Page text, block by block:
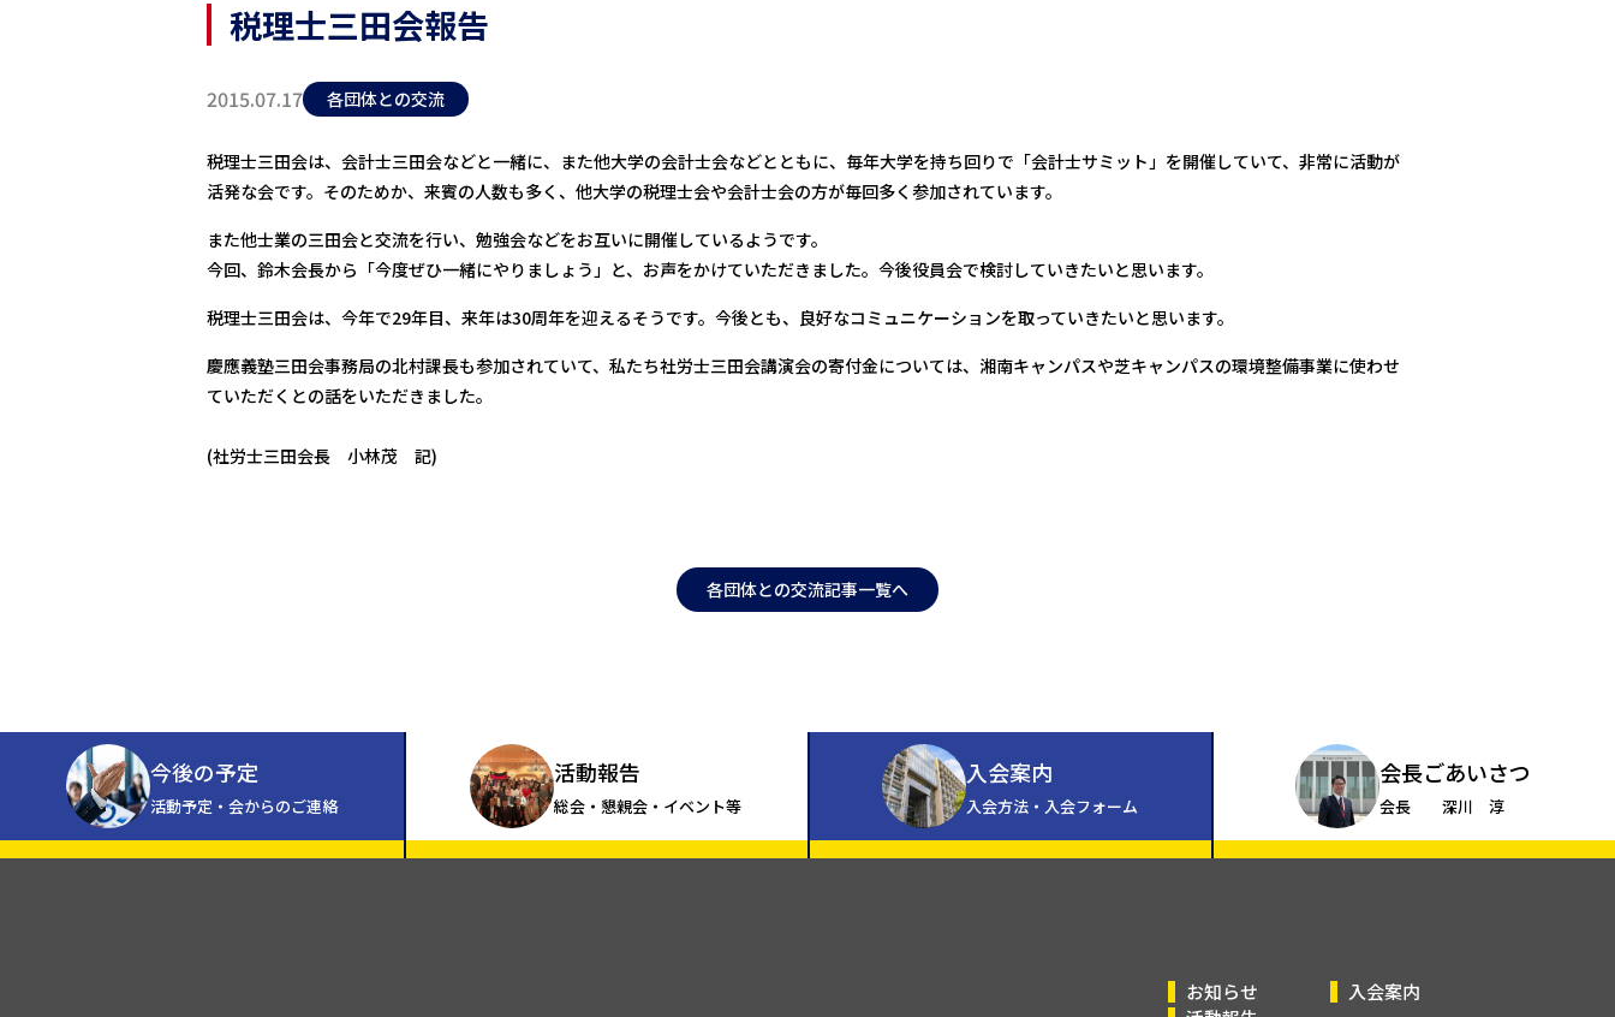
税理士三田会報告
2015.07.17 各団体との交流
税理士三田会は、会計士三田会などと一緒に、また他大学の会計士会などとともに、毎年大学を持ち回りで「会計士サミット」を開催していて、非常に活動が
活発な会です。そのためか、来賓の人数も多く、他大学の税理士会や会計士会の方が毎回多く参加されています。
また他士業の三田会と交流を行い、勉強会などをお互いに開催しているようです。
今回、鈴木会長から「今度ぜひ一緒にやりましょう」と、お声をかけていただきました。今後役員会で検討していきたいと思います。
税理士三田会は、今年で29年目、来年は30周年を迎えるそうです。今後とも、良好なコミュニケーションを取っていきたいと思います。
慶應義塾三田会事務局の北村課長も参加されていて、私たち社労士三田会講演会の寄付金については、湘南キャンパスや芝キャンパスの環境整備事業に使わせ
ていただくとの話をいただきました。
(社労士三田会長 小林茂 記)
各団体との交流記事一覧へ
今後の予定
活動予定・会からのご連絡
活動報告
総会・懇親会・イベント等
入会案内
入会方法・入会フォーム
会長ごあいさつ
会長 深川 淳
お知らせ
入会案内